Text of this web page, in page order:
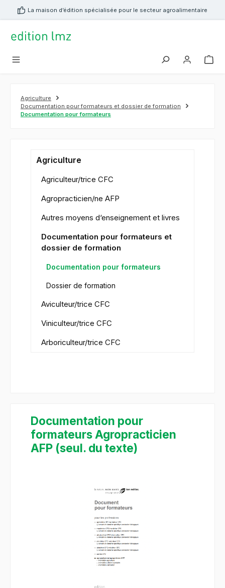
principal
La maison d’édition spécialisée pour le secteur agroalimentaire
Agriculture
Documentation pour formateurs et dossier de formation
Documentation pour formateurs
Agriculture
Agriculteur/trice CFC
Agropracticien/ne AFP
Autres moyens d‘enseignement et livres
Documentation pour formateurs et
dossier de formation
Documentation pour formateurs
Dossier de formation
Aviculteur/trice CFC
Viniculteur/trice CFC
Arboriculteur/trice CFC
Documentation pour
formateurs Agropracticien
AFP (seul. du texte)